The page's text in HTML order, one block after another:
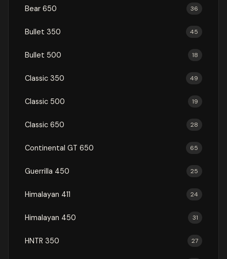
Bear 650 36
Bullet 350 45
Bullet 500 18
Classic 350 49
Classic 500 19
Classic 650 28
Continental GT 650 65
Guerrilla 450 25
Himalayan 411 24
Himalayan 450 31
HNTR 350 27